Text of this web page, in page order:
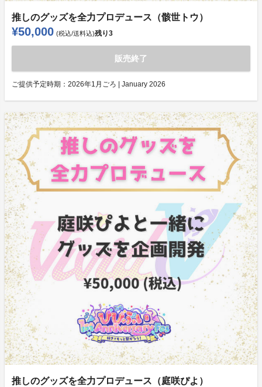
推しのグッズを全力プロデュース（骸世トウ）
¥50,000 (税込/送料込)残り3
販売終了
ご提供予定時期： 2026年1月ごろ | January 2026
推しのグッズを全力プロデュース（庭咲ぴよ）